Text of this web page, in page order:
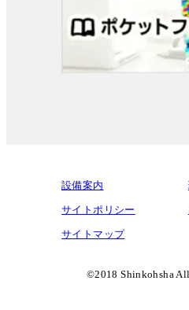
設備案内
サイトポリシー
サイトマップ
©︎2018 Shinkohsha All